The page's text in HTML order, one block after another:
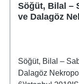
Söğüt, Bilal –
ve Dalagöz
Söğüt, Bilal –
Dalagöz